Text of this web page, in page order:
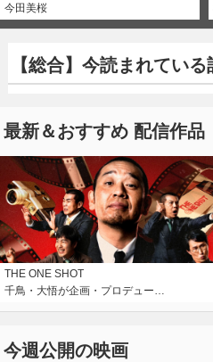
今田美桜
【総合】今読まれている
最新＆おすすめ 配信作品
THE ONE SHOT
千鳥・大悟が企画・プロデュー…
今週公開の映画